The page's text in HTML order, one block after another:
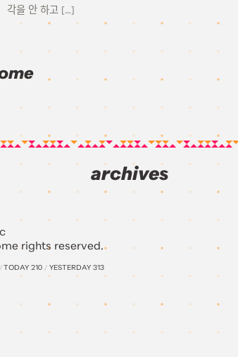
각을 안 하고 […]
archives
rights reserved.
/TODAY 210 / YESTERDAY 313